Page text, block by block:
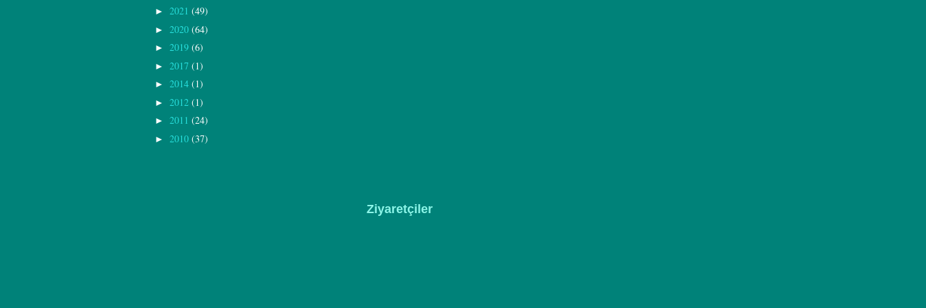
► 2021 (49)
► 2020 (64)
► 2019 (6)
► 2017 (1)
► 2014 (1)
► 2012 (1)
► 2011 (24)
► 2010 (37)
Ziyaretçiler